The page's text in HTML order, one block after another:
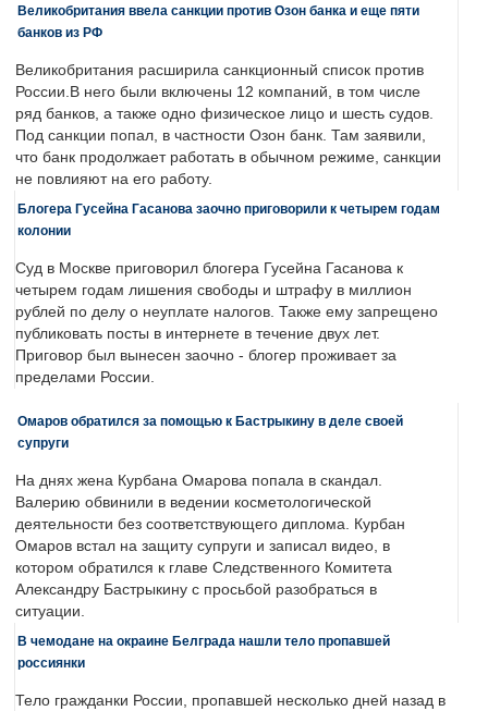
Великобритания ввела санкции против Озон банка и еще пяти
банков из РФ
Великобритания расширила санкционный список против
России.В него были включены 12 компаний, в том числе
ряд банков, а также одно физическое лицо и шесть судов.
Под санкции попал, в частности Озон банк. Там заявили,
что банк продолжает работать в обычном режиме, санкции
не повлияют на его работу.
Блогера Гусейна Гасанова заочно приговорили к четырем годам
колонии
Суд в Москве приговорил блогера Гусейна Гасанова к
четырем годам лишения свободы и штрафу в миллион
рублей по делу о неуплате налогов. Также ему запрещено
публиковать посты в интернете в течение двух лет.
Приговор был вынесен заочно - блогер проживает за
пределами России.
Омаров обратился за помощью к Бастрыкину в деле своей
супруги
На днях жена Курбана Омарова попала в скандал.
Валерию обвинили в ведении косметологической
деятельности без соответствующего диплома. Курбан
Омаров встал на защиту супруги и записал видео, в
котором обратился к главе Следственного Комитета
Александру Бастрыкину с просьбой разобраться в
ситуации.
В чемодане на окраине Белграда нашли тело пропавшей
россиянки
Тело гражданки России, пропавшей несколько дней назад в